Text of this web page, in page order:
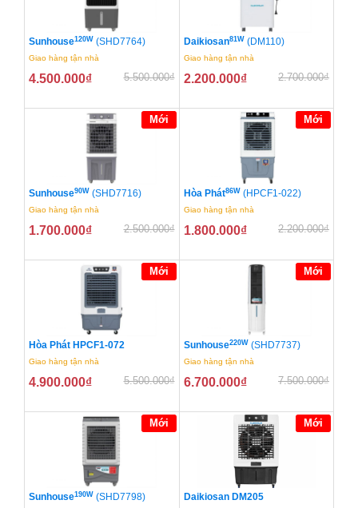
Sunhouse120W (SHD7764)
Giao hàng tận nhà
4.500.000₫ 5.500.000₫
Daikiosan81W (DM110)
Giao hàng tận nhà
2.200.000₫ 2.700.000₫
Mới
Sunhouse90W (SHD7716)
Giao hàng tận nhà
1.700.000₫ 2.500.000₫
Mới
Hòa Phát86W (HPCF1-022)
Giao hàng tận nhà
1.800.000₫ 2.200.000₫
Mới
Hòa Phát HPCF1-072
Giao hàng tận nhà
4.900.000₫ 5.500.000₫
Mới
Sunhouse220W (SHD7737)
Giao hàng tận nhà
6.700.000₫ 7.500.000₫
Mới
Sunhouse190W (SHD7798)
Mới
Daikiosan DM205